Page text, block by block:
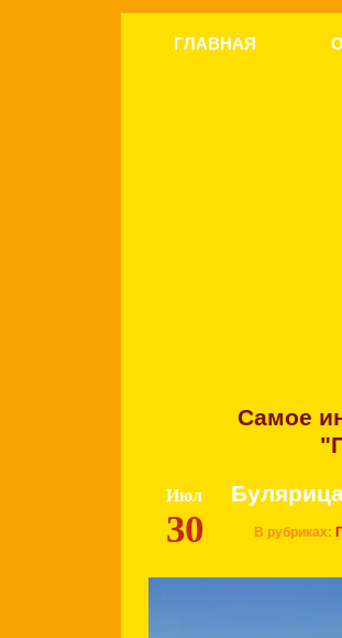
ГЛАВНАЯ
Самое
Июл
30 В рубриках: